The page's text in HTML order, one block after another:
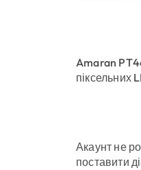
Amaran
піксельних
Акаунт не
поставити